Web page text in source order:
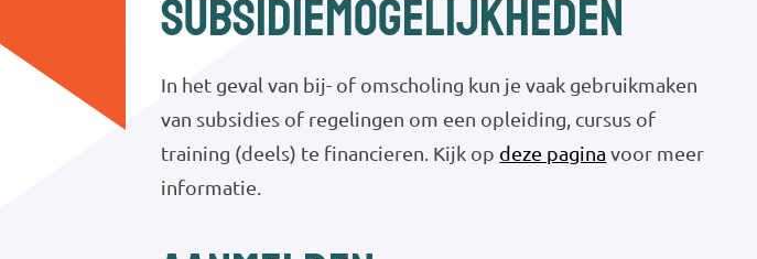
Subsidiemogelijkheden
In het geval van bij- of omscholing kun je vaak gebruikmaken
van subsidies of regelingen om een opleiding, cursus of
training (deels) te financieren. Kijk op deze pagina voor meer
informatie.